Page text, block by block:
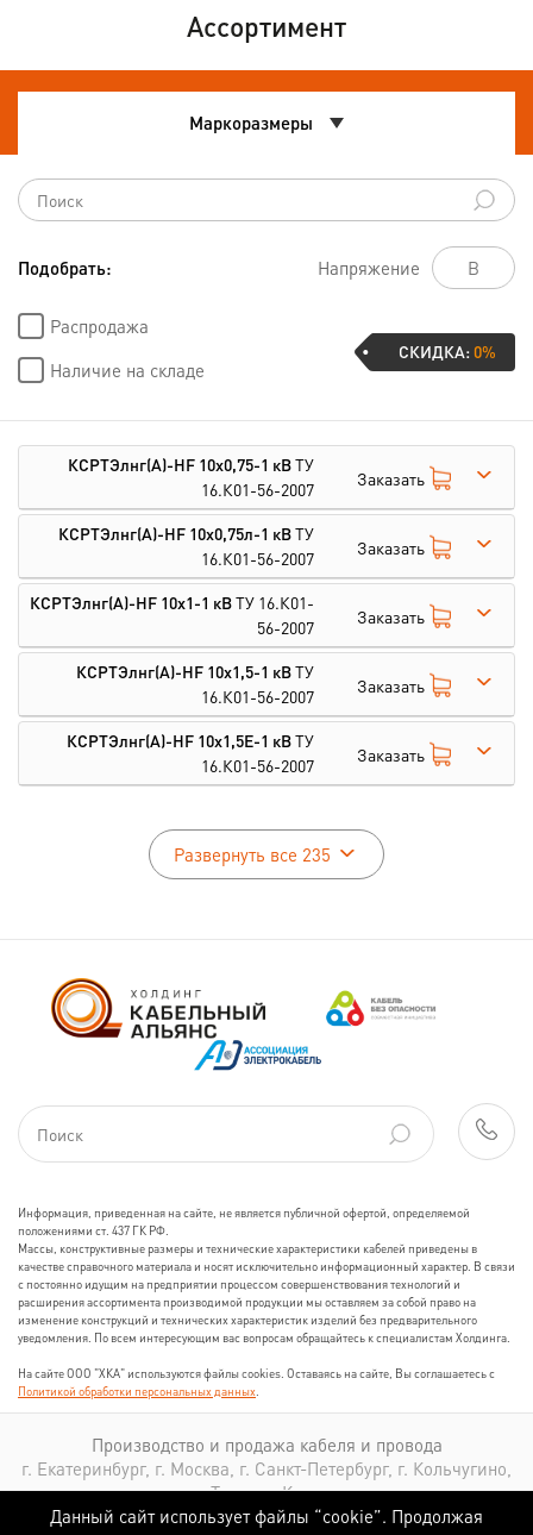
Ассортимент
Маркоразмеры
Подобрать: Напряжение
Распродажа
Наличие на складе
СКИДКА:0%
КСРТЭлнг(А)-HF 10х0,75-1 кВТУ
16.К01-56-2007
Заказать
КСРТЭлнг(А)-HF 10х0,75л-1 кВТУ
16.К01-56-2007
Заказать
КСРТЭлнг(А)-HF 10х1-1 кВТУ 16.К01-
56-2007
Заказать
КСРТЭлнг(А)-HF 10х1,5-1 кВТУ
16.К01-56-2007
Заказать
КСРТЭлнг(А)-HF 10х1,5E-1 кВТУ
16.К01-56-2007
Заказать
Развернуть все 235
Информация, приведенная на сайте, не является публичной офертой, определяемой
положениями ст. 437 ГК РФ.
Массы, конструктивные размеры и технические характеристики кабелей приведены в
качестве справочного материала и носят исключительно информационный характер. В связи
с постоянно идущим на предприятии процессом совершенствования технологий и
расширения ассортимента производимой продукции мы оставляем за собой право на
изменение конструкций и технических характеристик изделий без предварительного
уведомления. По всем интересующим вас вопросам обращайтесь к специалистам Холдинга.
На сайте ООО "ХКА" используются файлы cookies. Оставаясь на сайте, Вы соглашаетесь с
Политикой обработки персональных данных
Производство и продажа кабеля и провода
г. Екатеринбург, г. Москва, г. Санкт-Петербург, г. Кольчугино,
г. Томск, г. Казань
Данный сайт использует файлы “cookie”. Продолжая